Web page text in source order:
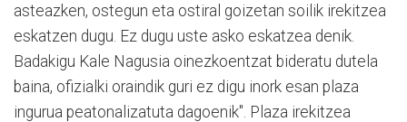
asteazken, ostegun eta ostiral goizetan soilik irekitzea
eskatzen dugu. Ez dugu uste asko eskatzea denik.
Badakigu Kale Nagusia oinezkoentzat bideratu dutela
baina, ofizialki oraindik guri ez digu inork esan plaza
ingurua peatonalizatuta dagoenik". Plaza irekitzea